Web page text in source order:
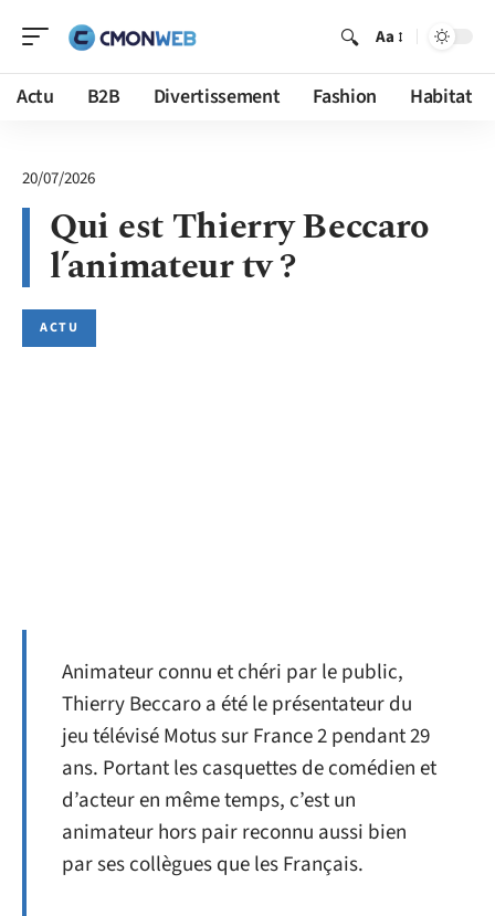
Aa
Actu B2B Divertissement Fashion Habitat
20/07/2026
Qui est Thierry Beccaro
l’animateur tv ?
ACTU
Animateur connu et chéri par le public,
Thierry Beccaro a été le présentateur du
jeu télévisé Motus sur France 2 pendant 29
ans. Portant les casquettes de comédien et
d’acteur en même temps, c’est un
animateur hors pair reconnu aussi bien
par ses collègues que les Français.